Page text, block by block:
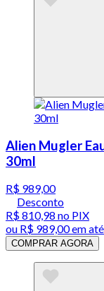
Alien Mugler
30ml
R$ 989,00
Desconto
R$ 810,98 no PIX
ou R$ 989,00em até
COMPRAR AGORA